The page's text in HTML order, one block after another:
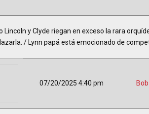
Lincoln y Clyde riegan en exceso la rara
/ Lynn papá está emocionado de
07/20/2025 4:40 pm